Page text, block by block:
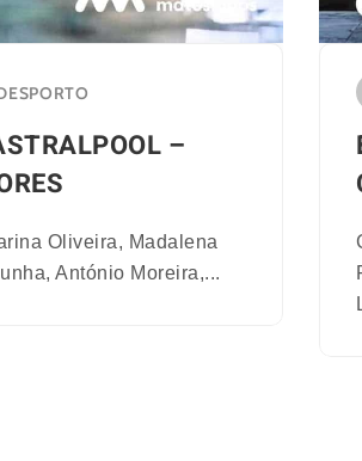
–
Oliveira, Madalena
António Moreira,...